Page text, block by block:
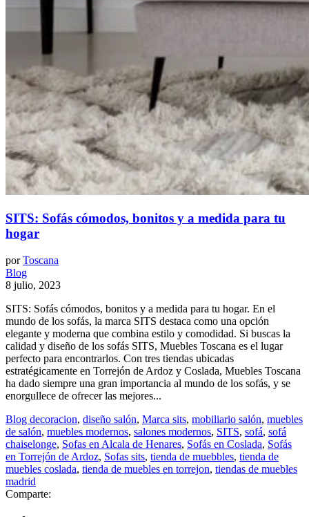
SITS: Sofás cómodos, bonitos y a medida para tu
hogar
porToscana
Blog
8 julio, 2023
SITS: Sofás cómodos, bonitos y a medida para tu hogar. En el
mundo de los sofás, la marca SITS destaca como una opción
elegante y moderna que combina estilo y comodidad. Si buscas la
calidad y diseño de los sofás SITS, Muebles Toscana es el lugar
perfecto para encontrarlos. Con tres tiendas ubicadas
estratégicamente en Torrejón de Ardoz y Coslada, Muebles Toscana
ha dado siempre una gran importancia al mundo de los sofás, y se
enorgullece de ofrecer las mejores...
Blog decoracion, diseño salón, Marca sits, mobiliario salón, muebles
de salón, muebles modernos, salones modernos, SITS, sofá, sofá
chaiselonge, Sofas en Alcala de Henares, Sofás en Coslada, Sofás
en Torrejón de Ardoz, Sofas sits, tienda de muebbles, tienda de
muebles coslada, tienda de muebles en torrejon, tiendas de muebles
madrid
Comparte: